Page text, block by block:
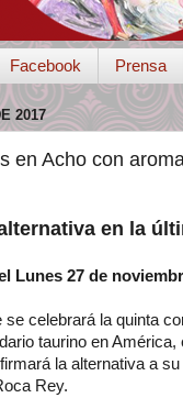
Facebook Prensa
2017
en Acho con
en la
Lunes 27 de
celebrará la quinta
taurino en
la alternativa a
Rey.